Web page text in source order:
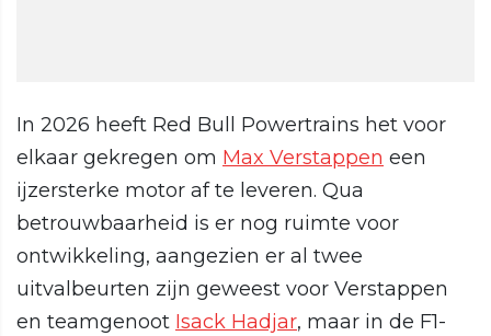
In 2026 heeft Red Bull Powertrains het voor
elkaar gekregen om Max Verstappen een
ijzersterke motor af te leveren. Qua
betrouwbaarheid is er nog ruimte voor
ontwikkeling, aangezien er al twee
uitvalbeurten zijn geweest voor Verstappen
en teamgenoot Isack Hadjar, maar in de F1-